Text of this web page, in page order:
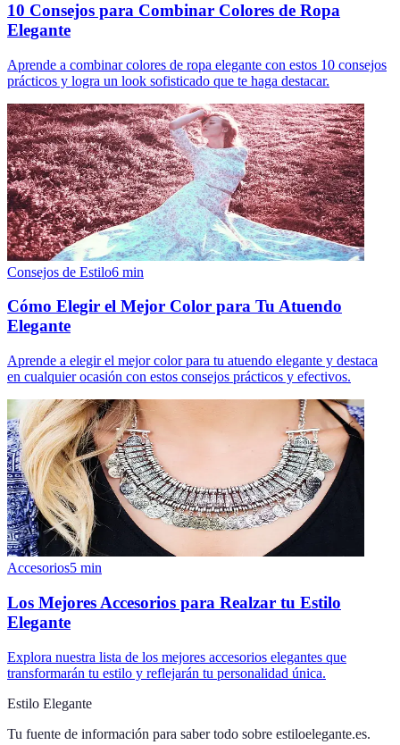
10 Consejos para Combinar Colores de Ropa
Elegante
Aprende a combinar colores de ropa elegante con estos 10 consejos
prácticos y logra un look sofisticado que te haga destacar.
Consejos de Estilo6 min
Cómo Elegir el Mejor Color para Tu Atuendo
Elegante
Aprende a elegir el mejor color para tu atuendo elegante y destaca
en cualquier ocasión con estos consejos prácticos y efectivos.
Accesorios5 min
Los Mejores Accesorios para Realzar tu Estilo
Elegante
Explora nuestra lista de los mejores accesorios elegantes que
transformarán tu estilo y reflejarán tu personalidad única.
Estilo Elegante
Tu fuente de información para saber todo sobre estiloelegante.es.